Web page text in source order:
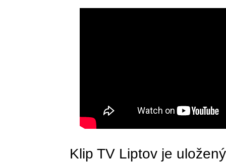
Klip TV Liptov je